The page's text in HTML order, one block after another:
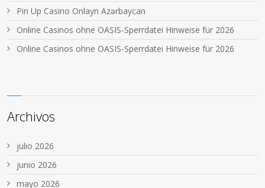
Pin Up Casino Onlayn Azərbaycan
Online Casinos ohne OASIS-Sperrdatei Hinweise für 2026
Online Casinos ohne OASIS-Sperrdatei Hinweise für 2026
Archivos
julio 2026
junio 2026
mayo 2026